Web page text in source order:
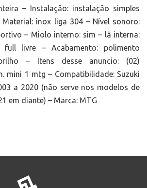
– Instalação: instalação simples
inox liga 304 – Nível sonoro:
– Miolo interno: sim – lã interna:
full livre – Acabamento: polimento
– Itens desse anuncio: (02)
mini 1 mtg – Compatibilidade: Suzuki
a 2020 (não serve nos modelos de
em diante) – Marca: MTG